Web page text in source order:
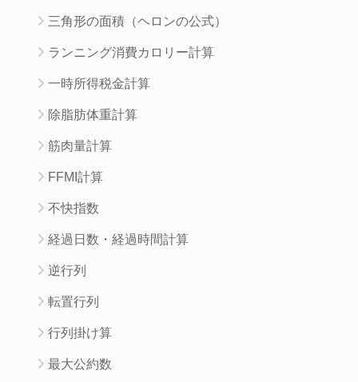
三角形の面積（ヘロンの公式）
ランニング消費カロリー計算
一時所得税金計算
除脂肪体重計算
筋肉量計算
FFMI計算
不快指数
経過日数・経過時間計算
逆行列
転置行列
行列掛け算
最大公約数